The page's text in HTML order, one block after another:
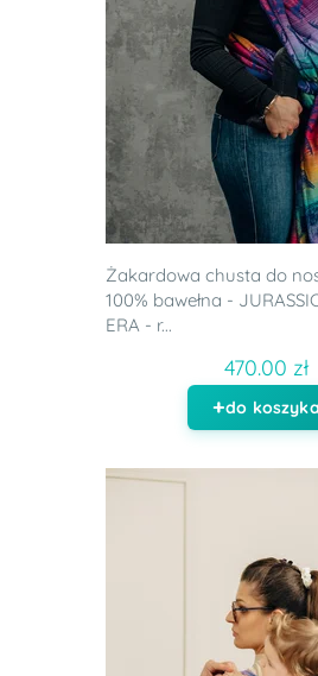
Żakardowa chusta do
100% bawełna -
ERA - r...
470.00 zł
do koszyka